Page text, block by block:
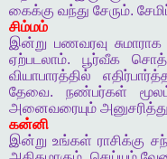
கைக்கு வந்து சேரும்.
சிம்மம்
இன்று பணவரவு சுமாராக
ஏற்படலாம். பூர்வீக
வியாபாரத்தில்
தேவை.நண்பர்கள்
அனைவரையும் அனுசரித்து
கன்னி
இன்று உங்கள் ராசிக்கு